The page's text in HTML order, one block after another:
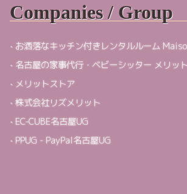
Companies / Group
お洒落なキッチン付きレンタルルーム
名古屋の家事代行・ベビーシッター メリット
メリットストア
株式会社リズメリット
EC-CUBE名古屋UG
PPUG - PayPal名古屋UG